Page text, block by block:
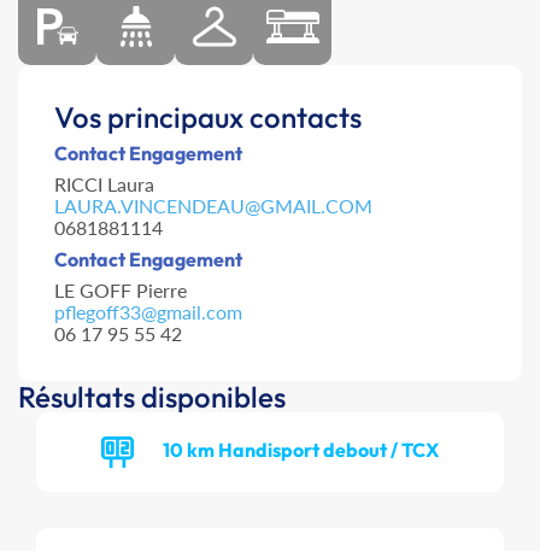
Vos principaux contacts
Contact Engagement
RICCI Laura
LAURA.VINCENDEAU@GMAIL.COM
0681881114
Contact Engagement
LE GOFF Pierre
pflegoff33@gmail.com
06 17 95 55 42
Résultats disponibles
10 km Handisport debout / TCX